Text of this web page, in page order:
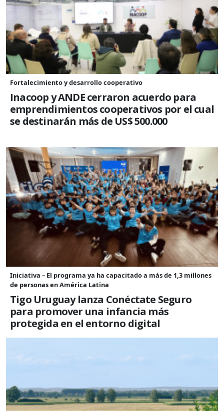
Fortalecimiento y desarrollo cooperativo
Inacoop y ANDE cerraron acuerdo para
emprendimientos cooperativos por el cual
se destinarán más de US$ 500.000
Iniciativa – El programa ya ha capacitado a más de 1,3 millones
de personas en América Latina
Tigo Uruguay lanza Conéctate Seguro
para promover una infancia más
protegida en el entorno digital